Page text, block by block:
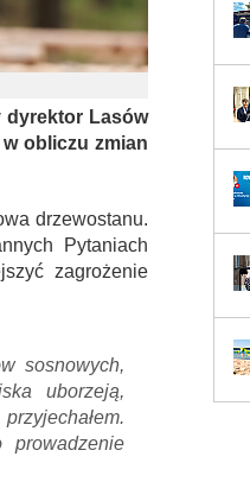
dyrektor Lasów
obliczu zmian
drzewostanu.
Pytaniach
zagrożenie
sosnowych,
uborzeją,